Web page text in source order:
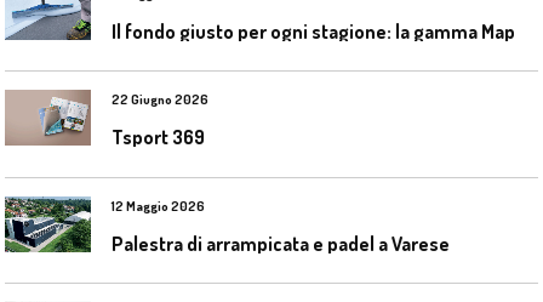
22 Giugno 2026
Tsport 369
12 Maggio 2026
Palestra di arrampicata e padel a Varese